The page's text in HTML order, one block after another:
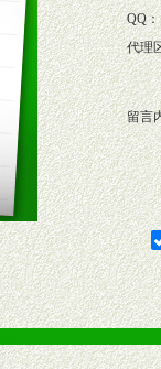
司给予
作一定
品给予
QQ：
代理
留言